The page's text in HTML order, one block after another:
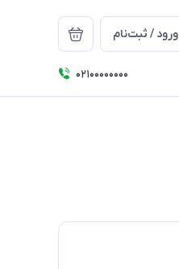
ورود / ثبت‌نام
۰۲۱۰۰۰۰۰۰۰۰